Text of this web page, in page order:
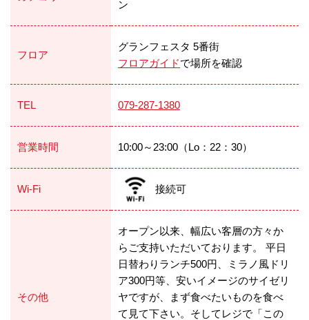
ン
フロア
グランフェスタ 5番街
フロアガイドで場所を確認
TEL 079-287-1380
営業時間 10:00～23:00（Lo：22：30）
Wi-Fi 接続可
その他
オープン以来、幅広い客層の方々か
らご支持いただいております。 平日
日替わりランチ500円、ミラノ風ドリ
ア300円等、安いイメージのサイゼリ
ヤですが、まず食べたいものを食べ
て見て下さい。そしてレジで「この